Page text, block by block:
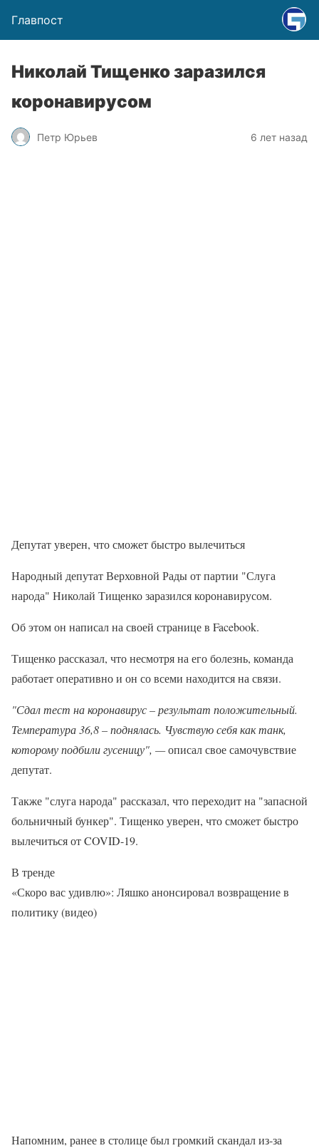
Главпост
Николай Тищенко заразился
коронавирусом
Петр Юрьев 6 лет назад
Депутат уверен, что сможет быстро вылечиться
Народный депутат Верховной Рады от партии "Слуга
народа" Николай Тищенко заразился коронавирусом.
Об этом он написал на своей странице в Facebook.
Тищенко рассказал, что несмотря на его болезнь, команда
работает оперативно и он со всеми находится на связи.
"Сдал тест на коронавирус – результат положительный.
Температура 36,8 – поднялась. Чувствую себя как танк,
которому подбили гусеницу", —описал свое самочувствие
депутат.
Также "слуга народа" рассказал, что переходит на "запасной
больничный бункер". Тищенко уверен, что сможет быстро
вылечиться от COVID-19.
В тренде
«Скоро вас удивлю»: Ляшко анонсировал возвращение в
политику (видео)
Напомним, ранее в столице был громкий скандал из-за